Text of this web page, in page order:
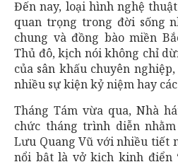
Đến nay, loại hình nghệ
quan trọng trong đời sống
chung và đồng bào miền
Thủ đô, kịch nói không chỉ
của sân khấu chuyên
nhiều sự kiện kỷ niệm hay
Tháng Tám vừa qua, Nhà
chức tháng trình diễn
Lưu Quang Vũ với nhiều tiết
nổi bật là vở kịch kinh điển